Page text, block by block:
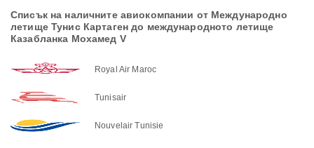
Списък на наличните авиокомпании от Международно
летище Тунис Картаген до международното летище
Казабланка Мохамед V
Royal Air Maroc
Tunisair
Nouvelair Tunisie